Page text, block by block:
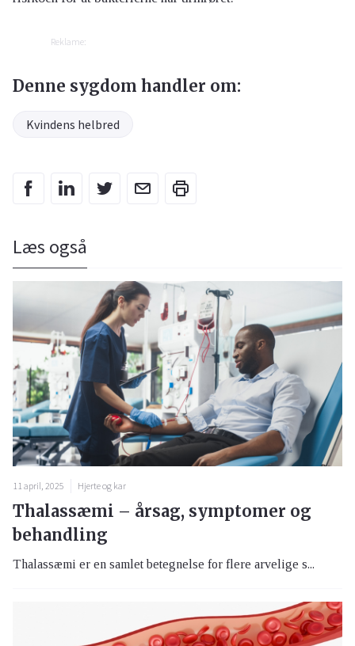
Reklame:
Denne sygdom handler om:
Kvindens helbred
Læs også
11 april, 2025 Hjerte og kar
Thalassæmi – årsag, symptomer og
behandling
Thalassæmi er en samlet betegnelse for flere arvelige s...